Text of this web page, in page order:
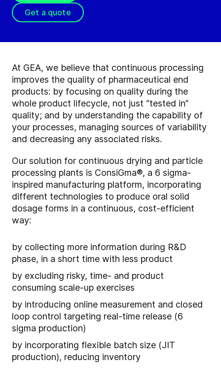
Get a quote
At GEA, we believe that continuous processing
improves the quality of pharmaceutical end
products: by focusing on quality during the
whole product lifecycle, not just “tested in”
quality; and by understanding the capability of
your processes, managing sources of variability
and decreasing any associated risks.
Our solution for continuous drying and particle
processing plants is ConsiGma®, a 6 sigma-
inspired manufacturing platform, incorporating
different technologies to produce oral solid
dosage forms in a continuous, cost-efficient
way:
by collecting more information during R&D
phase, in a short time with less product
by excluding risky, time- and product
consuming scale-up exercises
by introducing online measurement and closed
loop control targeting real-time release (6
sigma production)
by incorporating flexible batch size (JIT
production), reducing inventory